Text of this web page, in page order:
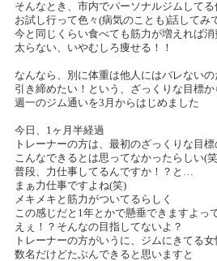
そんなとき、市内でパーソナルジムしてる
お試し行って色々(病気のことも)話してみ
今と同じくらい食べても筋力が増えれば
太らない、いやむしろ痩せる！！
なんなら、別に体重は他人にはバレないの
引き締めたい！という、ざっくりな目標か
週一のジム通いを3月からはじめました
今日、1ヶ月半経過
トレーナーの方は、最初のざっくりな目
こんなできるとは思ってなかったらしい(
普段、力仕事してるんですか！？と…
まぁ力仕事ですよね(笑)
メキメキと筋力がついてるらしく
この感じだと1年とかで懸垂できますよっ
えぇ！？そんなの目指してないよ？
トレーナーの方がいうに、ジムにきてる
数名だけどたぶんできると思いますと